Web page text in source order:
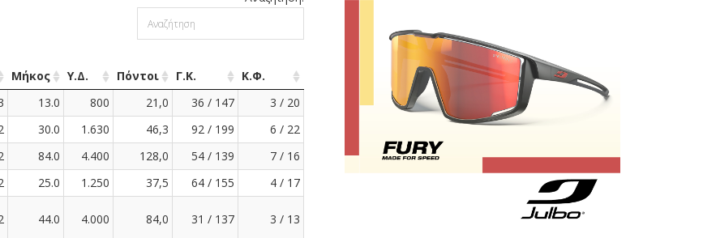
Μήκος Υ.Δ. Πόντοι Γ.Κ.
Κ.Φ.
13.0 800 21,0 36 / 147
3 / 20
30.0 1.630 46,3 92 / 199
6 / 22
84.0 4.400 128,0 54 / 139
7 / 16
25.0 1.250 37,5 64 / 155
4 / 17
44.0 4.000 84,0 31 / 137 3 / 13